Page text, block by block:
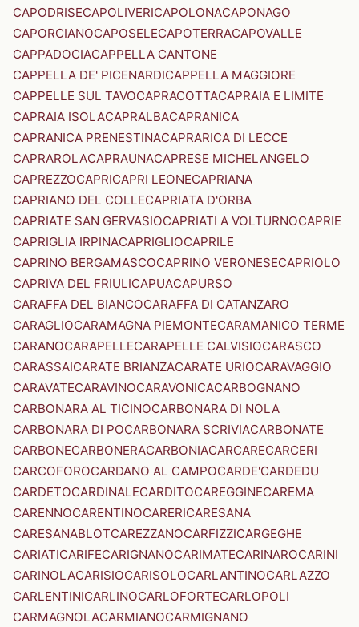
CAPODRISECAPOLIVERICAPOLONACAPONAGO
CAPORCIANOCAPOSELECAPOTERRACAPOVALLE
CAPPADOCIACAPPELLA CANTONE
CAPPELLA DE' PICENARDICAPPELLA MAGGIORE
CAPPELLE SUL TAVOCAPRACOTTACAPRAIA E LIMITE
CAPRAIA ISOLACAPRALBACAPRANICA
CAPRANICA PRENESTINACAPRARICA DI LECCE
CAPRAROLACAPRAUNACAPRESE MICHELANGELO
CAPREZZOCAPRICAPRI LEONECAPRIANA
CAPRIANO DEL COLLECAPRIATA D'ORBA
CAPRIATE SAN GERVASIOCAPRIATI A VOLTURNOCAPRIE
CAPRIGLIA IRPINACAPRIGLIOCAPRILE
CAPRINO BERGAMASCOCAPRINO VERONESECAPRIOLO
CAPRIVA DEL FRIULICAPUACAPURSO
CARAFFA DEL BIANCOCARAFFA DI CATANZARO
CARAGLIOCARAMAGNA PIEMONTECARAMANICO TERME
CARANOCARAPELLECARAPELLE CALVISIOCARASCO
CARASSAICARATE BRIANZACARATE URIOCARAVAGGIO
CARAVATECARAVINOCARAVONICACARBOGNANO
CARBONARA AL TICINOCARBONARA DI NOLA
CARBONARA DI POCARBONARA SCRIVIACARBONATE
CARBONECARBONERACARBONIACARCARECARCERI
CARCOFOROCARDANO AL CAMPOCARDE'CARDEDU
CARDETOCARDINALECARDITOCAREGGINECAREMA
CARENNOCARENTINOCARERICARESANA
CARESANABLOTCAREZZANOCARFIZZICARGEGHE
CARIATICARIFECARIGNANOCARIMATECARINAROCARINI
CARINOLACARISIOCARISOLOCARLANTINOCARLAZZO
CARLENTINICARLINOCARLOFORTECARLOPOLI
CARMAGNOLACARMIANOCARMIGNANO